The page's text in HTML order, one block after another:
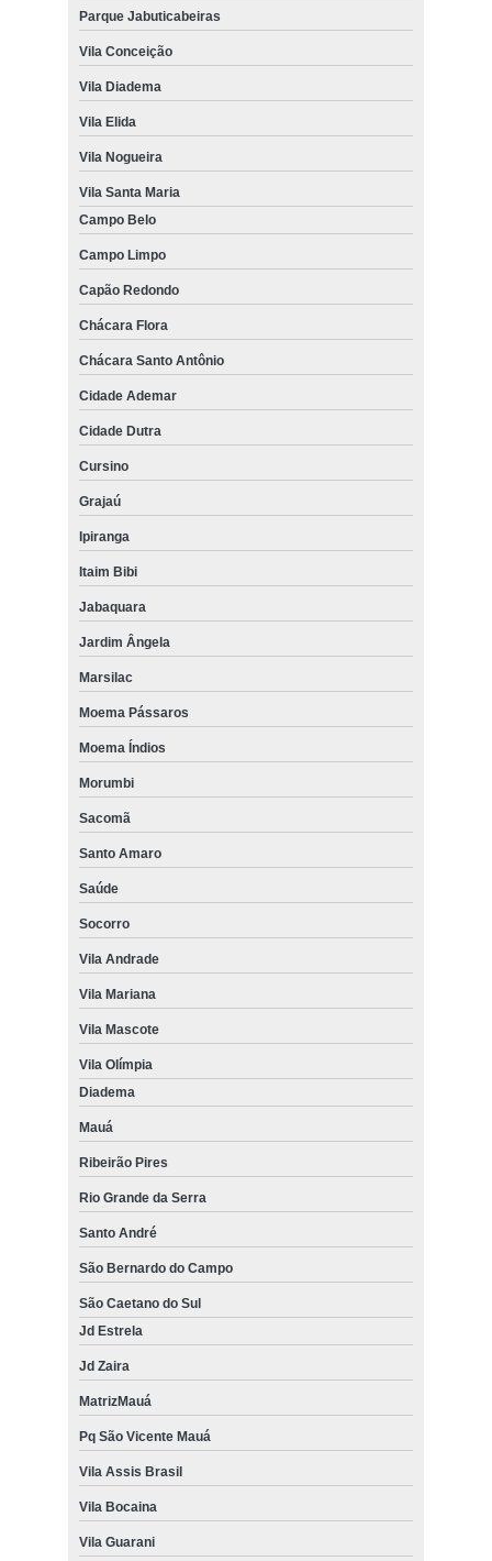
Parque Jabuticabeiras
Vila Conceição
Vila Diadema
Vila Elida
Vila Nogueira
Vila Santa Maria
Campo Belo
Campo Limpo
Capão Redondo
Chácara Flora
Chácara Santo Antônio
Cidade Ademar
Cidade Dutra
Cursino
Grajaú
Ipiranga
Itaim Bibi
Jabaquara
Jardim Ângela
Marsilac
Moema Pássaros
Moema Índios
Morumbi
Sacomã
Santo Amaro
Saúde
Socorro
Vila Andrade
Vila Mariana
Vila Mascote
Vila Olímpia
Diadema
Mauá
Ribeirão Pires
Rio Grande da Serra
Santo André
São Bernardo do Campo
São Caetano do Sul
Jd Estrela
Jd Zaira
MatrizMauá
Pq São Vicente Mauá
Vila Assis Brasil
Vila Bocaina
Vila Guarani